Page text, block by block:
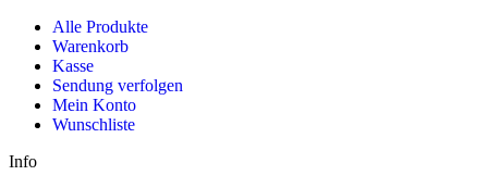
Alle Produkte
Warenkorb
Kasse
Sendung verfolgen
Mein Konto
Wunschliste
Info